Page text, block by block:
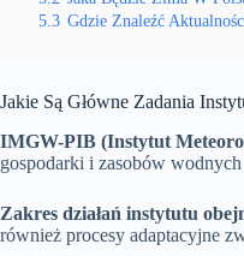
5.3 Gdzie Znaleźć
Jakie Są Główne Zadania
IMGW-PIB (Instytut
gospodarki i zasobów
Zakres działań instytutu
również procesy adaptacyjne